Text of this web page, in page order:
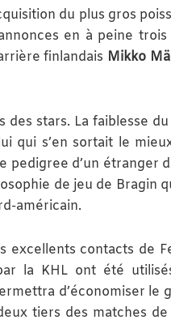
du plus gros
en à peine trois
finlandais Mikko
des stars. La faiblesse
qui s’en sortait le
pedigree d’un étranger
de jeu de Bragin
américain.
excellents contacts de
la KHL ont été
d’économiser le
tiers des matches de